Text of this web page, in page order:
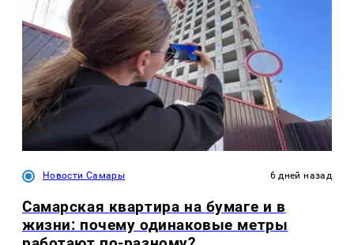
Новости Самары 6 дней назад
Самарская квартира на бумаге и в
жизни: почему одинаковые метры